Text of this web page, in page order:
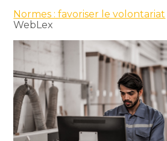
Normes : favoriser le volontariat
WebLex